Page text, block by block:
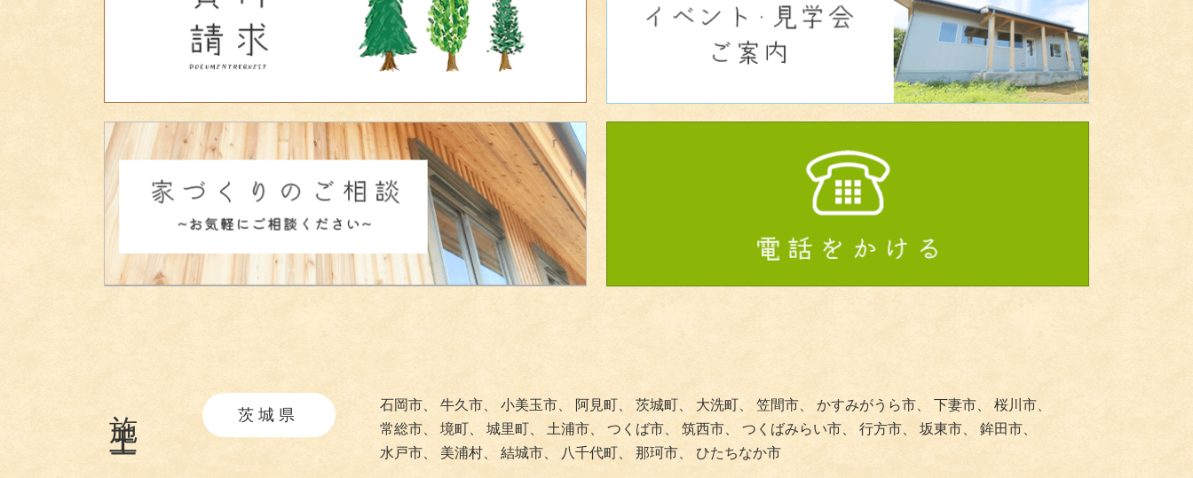
茨城県
石岡市、 牛久市、 小美玉市、 阿見町、 茨城町、 大洗町、 笠間市、 かすみがうら市、 下妻市、
桜川市、
常総市、
境町、 城里町、 土浦市、 つくば市、 筑西市、 つくばみらい市、 行方市、 坂東市、
鉾田市、
水戸市、
美浦村、 結城市、 八千代町、 那珂市、 ひたちなか市